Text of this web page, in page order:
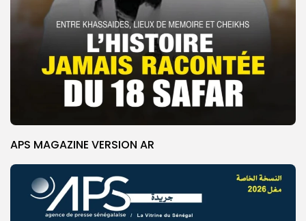
APS MAGAZINE VERSION AR